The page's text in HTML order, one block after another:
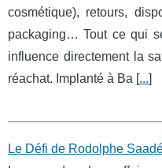
cosmétique), retours,
packaging… Tout ce qui
influence directement la
réachat. Implanté à Ba [...]
Le Défi de Rodolphe